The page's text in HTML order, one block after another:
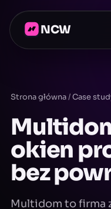
NCW
Strona główna/Case
okien
bez
Multidom to firma